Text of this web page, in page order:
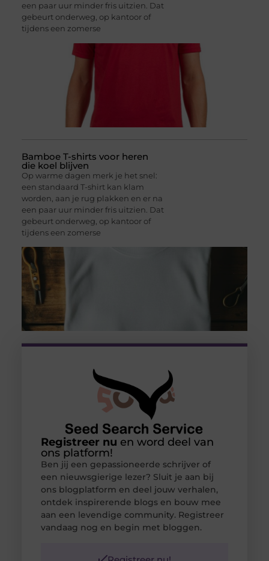
een paar uur minder fris uitzien. Dat
gebeurt onderweg, op kantoor of
tijdens een zomerse
Bamboe T-shirts voor heren
die koel blijven
Op warme dagen merk je het snel:
een standaard T-shirt kan klam
worden, aan je rug plakken en er na
een paar uur minder fris uitzien. Dat
gebeurt onderweg, op kantoor of
tijdens een zomerse
Registreer nu en word deel van
ons platform!
Ben jij een gepassioneerde schrijver of
een nieuwsgierige lezer? Sluit je aan bij
ons blogplatform en deel jouw verhalen,
ontdek inspirerende blogs en bouw mee
aan een levendige community. Registreer
vandaag nog en begin met bloggen.